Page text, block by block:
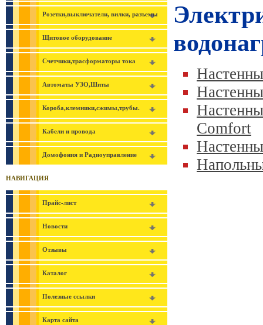
Розетки,выключатели, вилки, разъемы
Щитовое оборудование
Счетчики,трасформаторы тока
Автоматы УЗО,Шиты
Короба,клемники,сжимы,трубы.
Кабели и провода
Домофония и Радиоуправление
НАВИГАЦИЯ
Прайс-лист
Новости
Отзывы
Каталог
Полезные ссылки
Карта сайта
Comfort